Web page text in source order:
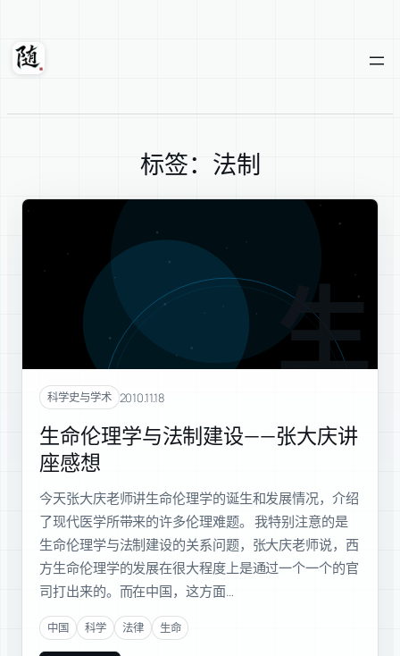
内
随轩
标签：法制
生命
科学史与学术 2010.11.18
生命伦理学与法制建设——张大庆讲
座感想
今天张大庆老师讲生命伦理学的诞生和发展情况，介绍
了现代医学所带来的许多伦理难题。 我特别注意的是
生命伦理学与法制建设的关系问题，张大庆老师说，西
方生命伦理学的发展在很大程度上是通过一个一个的官
司打出来的。而在中国，这方面…
中国 科学 法律 生命